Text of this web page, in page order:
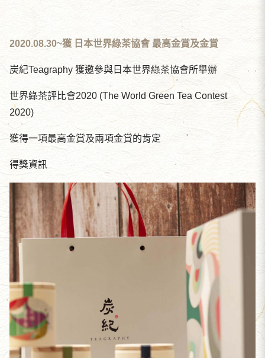
2020.08.30~獲 日本世界綠茶協會 最高金賞及金賞
炭紀Teagraphy 獲邀參與日本世界綠茶協會所舉辦
世界綠茶評比會2020 (The World Green Tea Contest
2020)
獲得一項最高金賞及兩項金賞的肯定
得獎資訊